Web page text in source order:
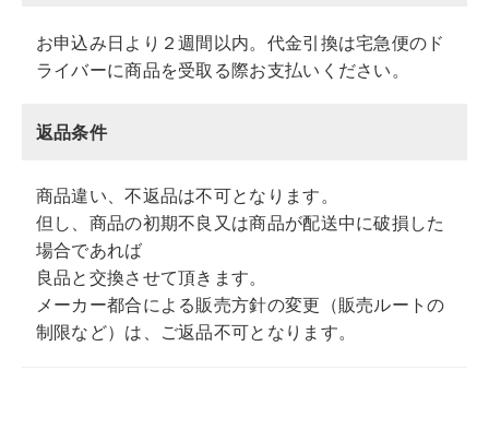
お申込み日より２週間以内。代金引換は宅急便のド
ライバーに商品を受取る際お支払いください。
返品条件
商品違い、不返品は不可となります。
但し、商品の初期不良又は商品が配送中に破損した
場合であれば
良品と交換させて頂きます。
メーカー都合による販売方針の変更（販売ルートの
制限など）は、ご返品不可となります。